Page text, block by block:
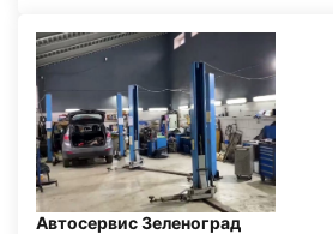
Автосервис Зеленоград